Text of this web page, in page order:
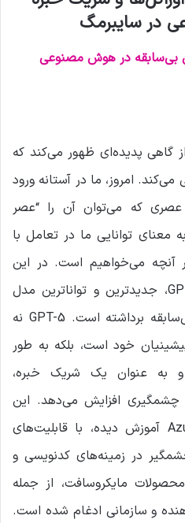
در سایبرمگ
بی‌سابقه در هوش مصنوعی
گاهی پدیده‌ای ظهور می‌کند که
می‌کند. امروز، ما در آستانه ورود
عصری که می‌توان آن را “عصر
معنای توانایی ما در تعامل با
می‌خواهیم است. در این
راستا، OpenAI با معرفی GPT-5، جدیدترین و تواناترین مدل
هوش مصنوعی خود، گامی بی‌سابقه برداشته است. GPT-5 نه
خود است، بلکه به طور
به عنوان یک شریک خبره،
چشمگیری افزایش می‌دهد. این
مدل قدرتمند که بر روی Azure آموزش دیده، با قابلیت‌های
در زمینه‌های کدنویسی و
مایکروسافت، از جمله
و سازمانی ادغام شده است.